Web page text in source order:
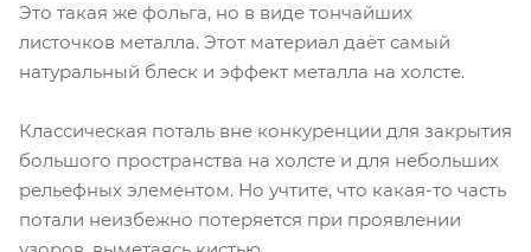
Это такая же фольга, но в виде тончайших
листочков металла. Этот материал даёт самый
натуральный блеск и эффект металла на холсте.
Классическая поталь вне конкуренции для закрытия
большого пространства на холсте и для небольших
рельефных элементом. Но учтите, что какая-то часть
потали неизбежно потеряется при проявлении